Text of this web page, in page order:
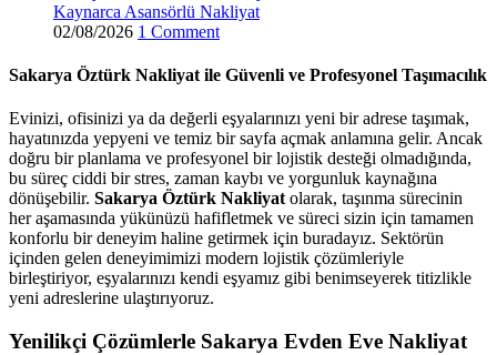
Kaynarca Asansörlü Nakliyat
02/08/2026 1 Comment
Sakarya Öztürk Nakliyat ile Güvenli ve Profesyonel Taşımacılık
Evinizi, ofisinizi ya da değerli eşyalarınızı yeni bir adrese taşımak,
hayatınızda yepyeni ve temiz bir sayfa açmak anlamına gelir. Ancak
doğru bir planlama ve profesyonel bir lojistik desteği olmadığında,
bu süreç ciddi bir stres, zaman kaybı ve yorgunluk kaynağına
dönüşebilir. Sakarya Öztürk Nakliyatolarak, taşınma sürecinin
her aşamasında yükünüzü hafifletmek ve süreci sizin için tamamen
konforlu bir deneyim haline getirmek için buradayız. Sektörün
içinden gelen deneyimimizi modern lojistik çözümleriyle
birleştiriyor, eşyalarınızı kendi eşyamız gibi benimseyerek titizlikle
yeni adreslerine ulaştırıyoruz.
Yenilikçi Çözümlerle Sakarya Evden Eve Nakliyat